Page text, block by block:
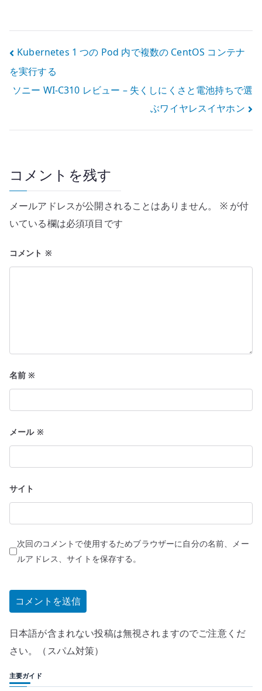
と DN の見方
投
稿
ナ
ビ
ー
シ
ョ
ン
Kubernetes 1 つの Pod 内で複数の CentOS コンテナ
を実行する
ソニー WI-C310 レビュー – 失くしにくさと電池持ちで選
ぶワイヤレスイヤホン
コメントを残す
メールアドレスが公開されることはありません。 ※が付
いている欄は必須項目です
コメント ※
名前※
メール ※
サイト
次回のコメントで使用するためブラウザーに自分の名前、メー
ルアドレス、サイトを保存する。
日本語が含まれない投稿は無視されますのでご注意くだ
さい。（スパム対策）
主要ガイド